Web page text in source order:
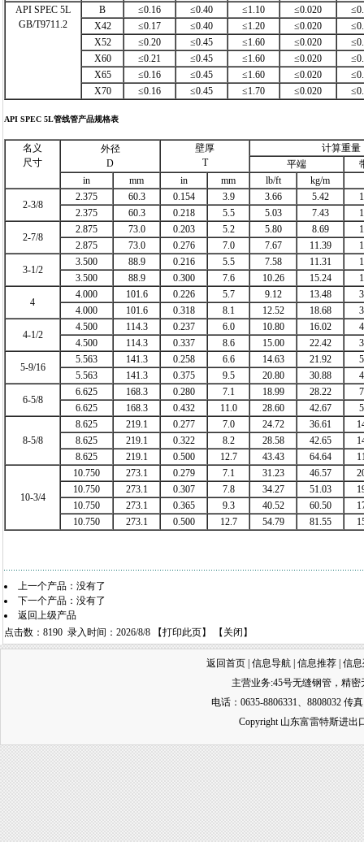
API SPEC 5L
GB/T9711.2
B ≤0.16 ≤0.40 ≤1.10 ≤0.020
X42
≤0.17 ≤0.40 ≤1.20 ≤0.020
X52
≤0.20 ≤0.45 ≤1.60 ≤0.020
X60
≤0.21 ≤0.45 ≤1.60 ≤0.020
X65
≤0.16 ≤0.45 ≤1.60 ≤0.020
X70
≤0.16 ≤0.45 ≤1.70 ≤0.020
API SPEC 5L管线管产品规格表
名义
尺寸
外径
D
壁厚
T
计算重量
平端
in
mm in mm lb/ft kg/m
2-3/8
2.375 60.3 0.154 3.9 3.66 5.42
2.375
60.3 0.218 5.5 5.03 7.43
2-7/8
2.875 73.0 0.203 5.2 5.80 8.69
2.875
73.0 0.276 7.0 7.67 11.39
3-1/2
3.500 88.9 0.216 5.5 7.58 11.31
3.500
88.9 0.300 7.6 10.26 15.24
4
4.000 101.6 0.226 5.7 9.12 13.48
4.000
101.6 0.318 8.1 12.52 18.68
4-1/2
4.500 114.3 0.237 6.0 10.80 16.02
4.500
114.3 0.337 8.6 15.00 22.42
5-9/16
5.563 141.3 0.258 6.6 14.63 21.92
5.563
141.3 0.375 9.5 20.80 30.88
6-5/8
6.625 168.3 0.280 7.1 18.99 28.22
6.625
168.3 0.432 11.0 28.60 42.67
8-5/8
8.625 219.1 0.277 7.0 24.72 36.61
8.625
219.1 0.322 8.2 28.58 42.65
8.625
219.1 0.500 12.7 43.43 64.64
10-3/4
10.750 273.1 0.279 7.1 31.23 46.57
10.750
273.1 0.307 7.8 34.27 51.03
10.750
273.1 0.365 9.3 40.52 60.50
10.750
273.1 0.500 12.7 54.79 81.55
上一个产品：没有了
下一个产品：没有了
返回上级产品
点击数：8190 录入时间：2026/8/8 【打印此页】 【 关闭 】
返回首页 信息导航 信息推荐 信
主营业务:45号无缝钢管， 精密
电话：0635-8806331、8808032 传
Copyright 山东富雷特斯进